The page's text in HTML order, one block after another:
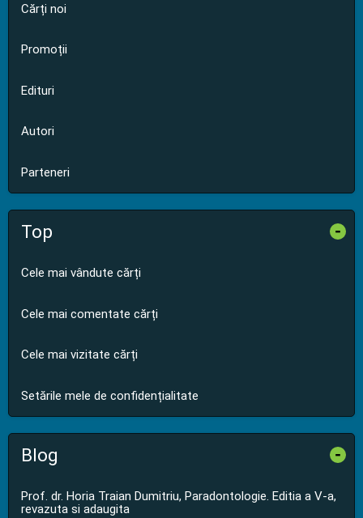
Cărți noi
Promoții
Edituri
Autori
Parteneri
Top -
Cele mai vândute cărți
Cele mai comentate cărți
Cele mai vizitate cărți
Setările mele de confidențialitate
Blog -
Prof. dr. Horia Traian Dumitriu, Paradontologie. Editia a V-a,
revazuta si adaugita